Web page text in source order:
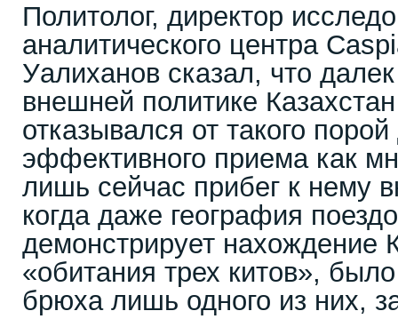
Политолог, директор
аналитического центра
Уалиханов сказал, что
внешней политике Казахстан
отказывался от такого
эффективного приема как
лишь сейчас прибег к нему
когда даже география
демонстрирует нахождение
«обитания трех китов»,
брюха лишь одного из них,